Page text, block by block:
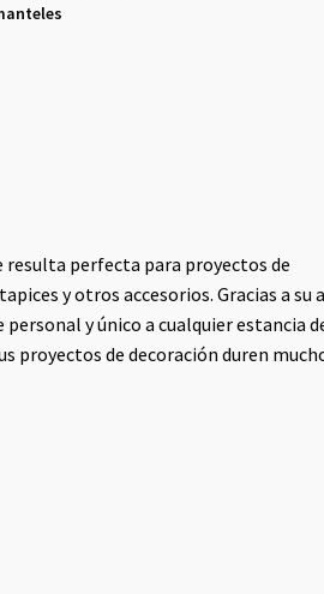
resulta perfecta para proyectos de
y otros accesorios. Gracias a su
y único a cualquier estancia
proyectos de decoración duren